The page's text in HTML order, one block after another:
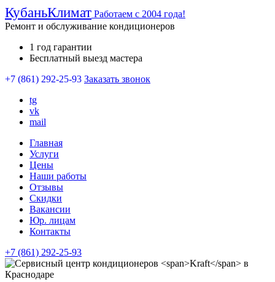
КубаньКлимат Работаем с 2004 года!
Ремонт и обслуживание кондиционеров
1 год гарантии
Бесплатный выезд мастера
+7 (861) 292-25-93 Заказать звонок
tg
vk
mail
Главная
Услуги
Цены
Наши работы
Отзывы
Скидки
Вакансии
Юр. лицам
Контакты
+7 (861) 292-25-93